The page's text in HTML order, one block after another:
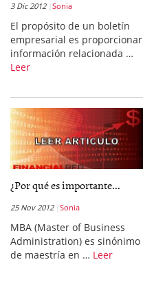
3 Dic 2012 Sonia
El propósito de un boletín
empresarial es proporcionar
información relacionada …
Leer
¿Por qué es importante...
25 Nov 2012 Sonia
MBA (Master of Business
Administration) es sinónimo
de maestría en … Leer